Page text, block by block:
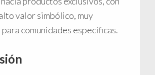
valor simbólico, muy
comunidades específicas.